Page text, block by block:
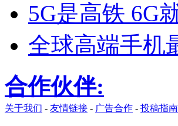
5G是高铁 6G
全球高端手机
合作伙伴:
关于我们 - 友情链接 - 广告合作 - 投稿指南